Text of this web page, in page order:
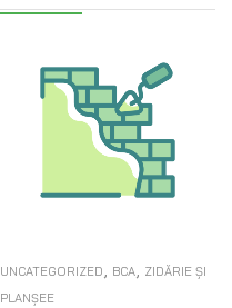
UNCATEGORIZED , BCA, ZIDĂRIE ȘI
PLANȘEE